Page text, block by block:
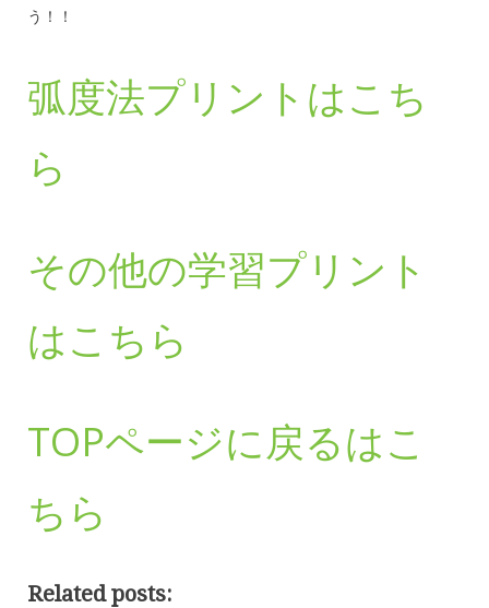
う！！
弧度法プリントはこち
ら
その他の学習プリント
はこちら
TOPページに戻るはこ
ちら
Related posts: